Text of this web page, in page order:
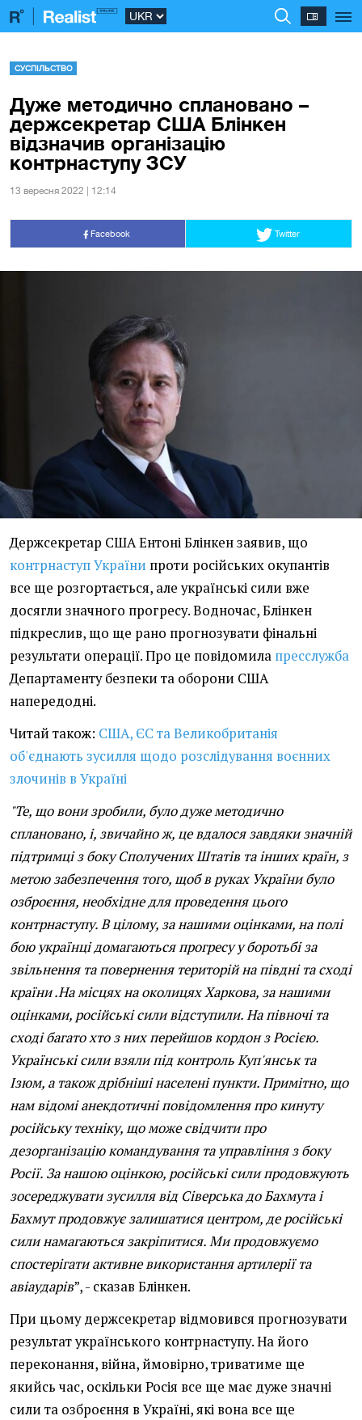
СУСПІЛЬСТВО
Дуже методично сплановано –
держсекретар США Блінкен
відзначив організацію
контрнаступу ЗСУ
13 вересня 2022 | 12:14
Facebook Twitter
Держсекретар США Ентоні Блінкен заявив, що
контрнаступ України проти російських окупантів
все ще розгортається, але українські сили вже
досягли значного прогресу. Водночас, Блінкен
підкреслив, що ще рано прогнозувати фінальні
результати операції. Про це повідомила пресслужба
Департаменту безпеки та оборони США
напередодні.
Читай також: США, ЄС та Великобританія
об'єднають зусилля щодо розслідування воєнних
злочинів в Україні
"Те, що вони зробили, було дуже методично
сплановано, і, звичайно ж, це вдалося завдяки значній
підтримці з боку Сполучених Штатів та інших країн, з
метою забезпечення того, щоб в руках України було
озброєння, необхідне для проведення цього
контрнаступу. В цілому, за нашими оцінками, на полі
бою українці домагаються прогресу у боротьбі за
звільнення та повернення територій на півдні та сході
країни .На місцях на околицях Харкова, за нашими
оцінками, російські сили відступили. На півночі та
сході багато хто з них перейшов кордон з Росією.
Українські сили взяли під контроль Куп'янськ та
Ізюм, а також дрібніші населені пункти. Примітно, що
нам відомі анекдотичні повідомлення про кинуту
російську техніку, що може свідчити про
дезорганізацію командування та управління з боку
Росії. За нашою оцінкою, російські сили продовжують
зосереджувати зусилля від Сіверська до Бахмута і
Бахмут продовжує залишатися центром, де російські
сили намагаються закріпитися. Ми продовжуємо
спостерігати активне використання артилерії та
авіаударів”, - сказав Блінкен.
При цьому держсекретар відмовився прогнозувати
результат українського контрнаступу. На його
переконання, війна, ймовірно, триватиме ще
якийсь час, оскільки Росія все ще має дуже значні
сили та озброєння в Україні, які вона все ще